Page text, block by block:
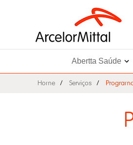
Abertta Saúde
Home Serviços